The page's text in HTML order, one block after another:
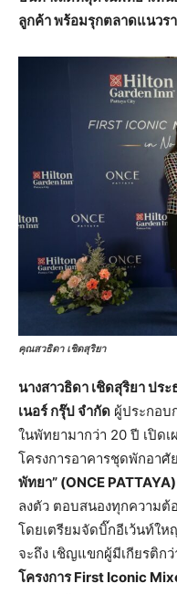
ลูกค้า พร้อมรุกตลาดแนวร
คุณสวธิดา เชิดสุริยา
นางสาวธิดา เชิดสุริยา ปร
เนอร์ กรุ๊ป จำกัด ผู้ประกอบ
ในพัทยามากว่า 20 ปี เปิด
โครงการอาคารชุดพักอา
พัทยา” (ONCE PATTAYA)
ลงตัว ตอบสนองทุกความต้
โดยเตรียมจัดบิ๊กอีเว้นท์ใ
จะถึง เชิญแขกผู้มีเกียรติก
โครงการ First Iconic